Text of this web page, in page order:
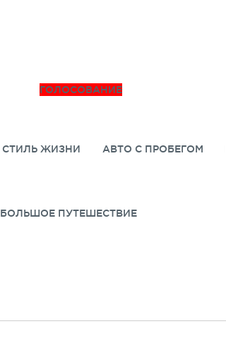
ГОЛОСОВАНИЕ
СТИЛЬ ЖИЗНИ АВТО С ПРОБЕГОМ
БОЛЬШОЕ ПУТЕШЕСТВИЕ